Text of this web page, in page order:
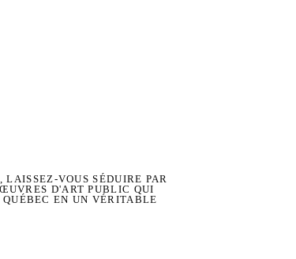
VOUS SÉDUIRE PAR
D'ART PUBLIC QUI
EN UN VÉRITABLE